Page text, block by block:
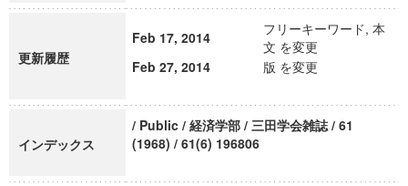
更新履歴
Feb 17, 2014
フリーキーワード, 本
文 を変更
Feb 27, 2014
版 を変更
インデックス
/ Public / 経済学部 / 三田学会雑誌 / 61
(1968) / 61(6) 196806